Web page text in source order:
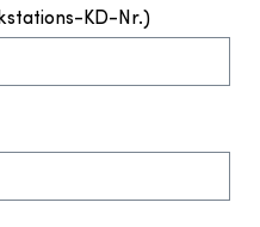
KD-Nr.)